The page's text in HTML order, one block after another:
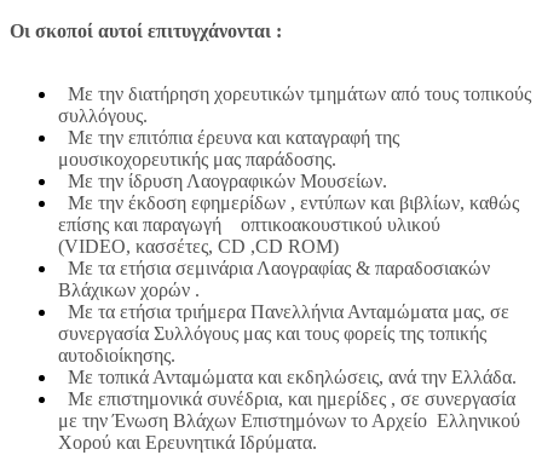
Οι σκοποί αυτοί επιτυγχάνονται :
Με την διατήρηση χορευτικών τμημάτων από τους τοπικούς
συλλόγους.
Με την επιτόπια έρευνα και καταγραφή της
μουσικοχορευτικής μας παράδοσης.
Με την ίδρυση Λαογραφικών Μουσείων.
Με την έκδοση εφημερίδων , εντύπων και βιβλίων, καθώς
επίσης και παραγωγή οπτικοακουστικού υλικού
(VIDEO, κασσέτες, CD ,CD ROM)
Mε τα ετήσια σεμινάρια Λαογραφίας & παραδοσιακών
Βλάχικων χορών .
Με τα ετήσια τριήμερα Πανελλήνια Ανταμώματα μας, σε
συνεργασία Συλλόγους μας και τους φορείς της τοπικής
αυτοδιοίκησης.
Με τοπικά Ανταμώματα και εκδηλώσεις, ανά την Ελλάδα.
Με επιστημονικά συνέδρια, και ημερίδες , σε συνεργασία
με την Ένωση Βλάχων Επιστημόνων το Αρχείο Ελληνικού
Χορού και Ερευνητικά Ιδρύματα.